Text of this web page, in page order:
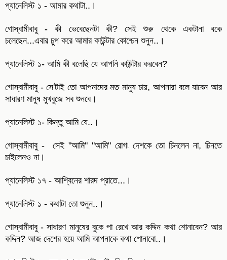
প্যানেলিস্ট ১ - আমার কথাটা..।
গোস্বামীবাবু - কী ভেবেছেনটা কী? সেই শুরু থেকে একটানা বকে
চলেছেন...এবার চুপ করে আমার কাউন্টার কোশ্চেন শুনুন..।
প্যানেলিস্ট ১- আমি কী বলেছি যে আপনি কাউন্টার করবেন?
গোস্বামীবাবু - সে'টাই তো আপনাদের মত মানুষ চায়, আপনারা বলে যাবেন আর
সাধারণ মানুষ মুখবুজে সব শুনবে।
প্যানেলিস্ট ১- কিন্তু আমি যে..।
গোস্বামীবাবু - সেই "আমি" "আমি" রোগ৷ দেশকে তো চিনলেন না, চিনতে
চাইলেনও না।
প্যানেলিস্ট ১৭ - আশ্বিনের শারদ প্রাতে...।
প্যানেলিস্ট ১ - কথাটা তো শুনুন..।
গোস্বামীবাবু - সাধারণ মানুষের বুকে পা রেখে আর কদ্দিন কথা শোনাবেন? আর
কদ্দিন? আজ দেশের হয়ে আমি আপনাকে কথা শোনাবো..।